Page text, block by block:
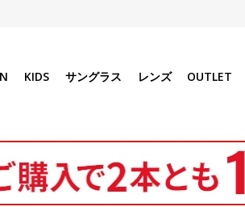
KIDS サングラス レンズ OUTLET